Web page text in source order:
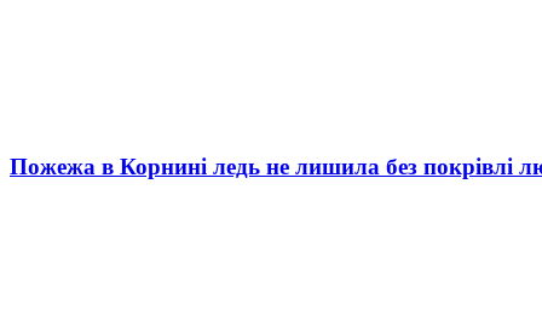
Пожежа в Корнині ледь не лишила без покрівлі